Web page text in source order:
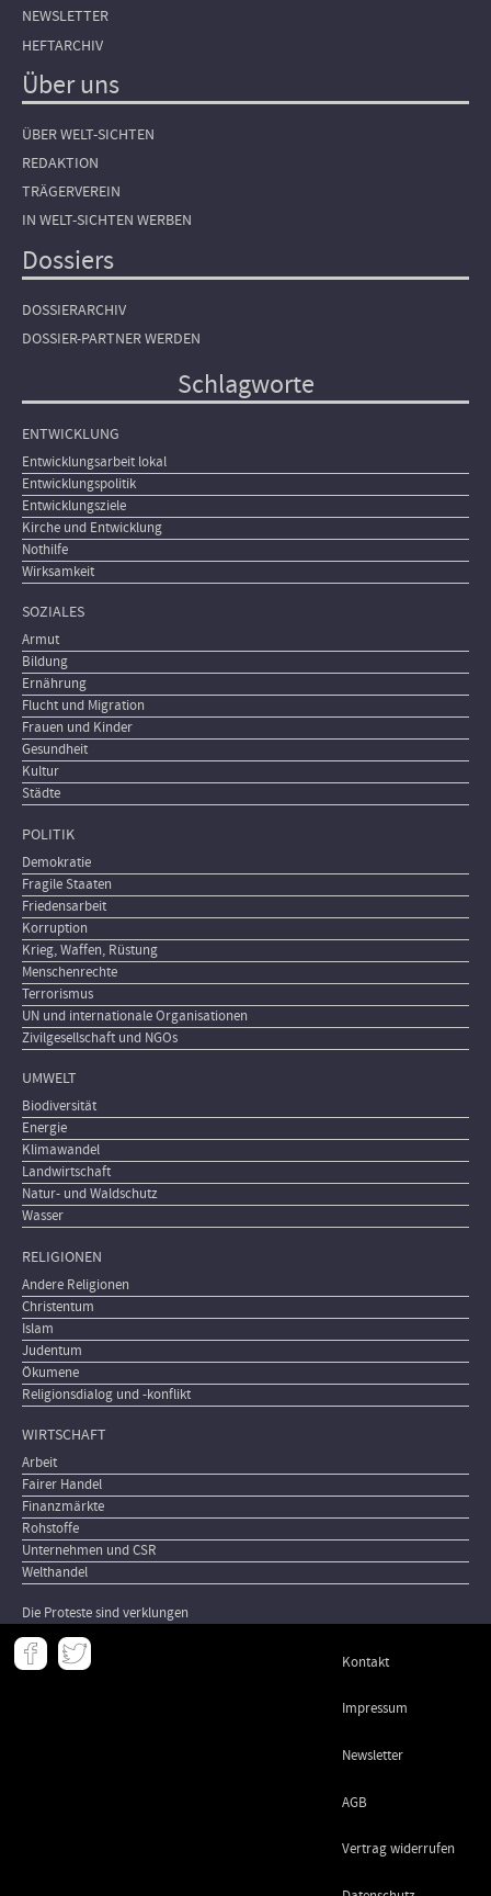
NEWSLETTER
HEFTARCHIV
Über uns
ÜBER WELT-SICHTEN
REDAKTION
TRÄGERVEREIN
IN WELT-SICHTEN WERBEN
Dossiers
DOSSIERARCHIV
DOSSIER-PARTNER WERDEN
Schlagworte
ENTWICKLUNG
Entwicklungsarbeit lokal
Entwicklungspolitik
Entwicklungsziele
Kirche und Entwicklung
Nothilfe
Wirksamkeit
SOZIALES
Armut
Bildung
Ernährung
Flucht und Migration
Frauen und Kinder
Gesundheit
Kultur
Städte
POLITIK
Demokratie
Fragile Staaten
Friedensarbeit
Korruption
Krieg, Waffen, Rüstung
Menschenrechte
Terrorismus
UN und internationale Organisationen
Zivilgesellschaft und NGOs
UMWELT
Biodiversität
Energie
Klimawandel
Landwirtschaft
Natur- und Waldschutz
Wasser
RELIGIONEN
Andere Religionen
Christentum
Islam
Judentum
Ökumene
Religionsdialog und -konflikt
WIRTSCHAFT
Arbeit
Fairer Handel
Finanzmärkte
Rohstoffe
Unternehmen und CSR
Welthandel
Die Proteste sind verklungen
Meta
- Kontakt
Impressum
Newsletter
AGB
Vertrag widerrufen